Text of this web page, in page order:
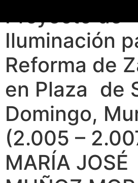
Proyecto de
Iluminación
Reforma de
en Plaza de
Domingo,
(2.005 –
MARÍA JOSÉ